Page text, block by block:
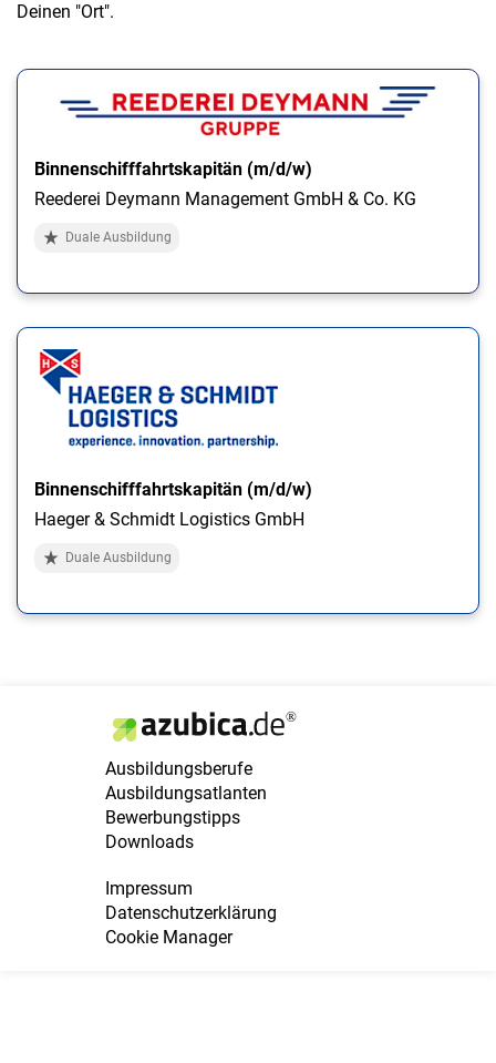
Deinen "Ort".
Binnenschifffahrtskapitän (m/d/w)
Reederei Deymann Management GmbH & Co. KG
Duale Ausbildung
Binnenschifffahrtskapitän (m/d/w)
Haeger & Schmidt Logistics GmbH
Duale Ausbildung
Ausbildungsberufe
Ausbildungsatlanten
Bewerbungstipps
Downloads
Impressum
Datenschutzerklärung
Cookie Manager